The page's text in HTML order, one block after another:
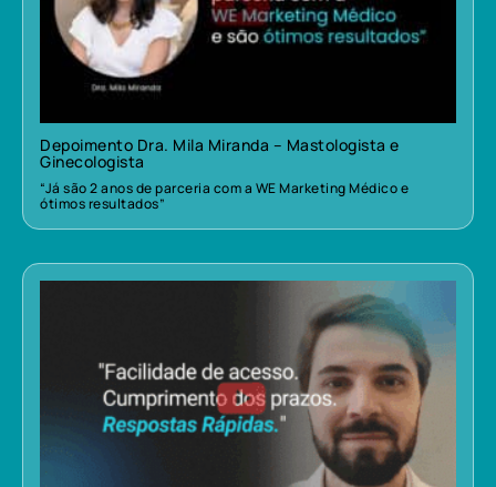
Depoimento Dra. Mila Miranda – Mastologista e
Ginecologista
“Já são 2 anos de parceria com a WE Marketing Médico e
ótimos resultados”